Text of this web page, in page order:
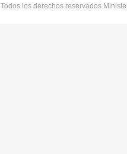
Todos los derechos reservados